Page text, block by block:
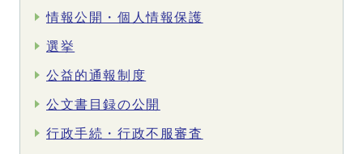
情報公開・個人情報保護
選挙
公益的通報制度
公文書目録の公開
行政手続・行政不服審査